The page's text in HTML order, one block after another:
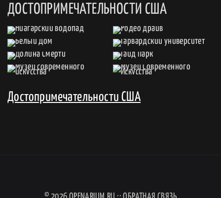
ДОСТОПРИМЕЧАТЕЛЬНОСТИ США
Достопримечательности США